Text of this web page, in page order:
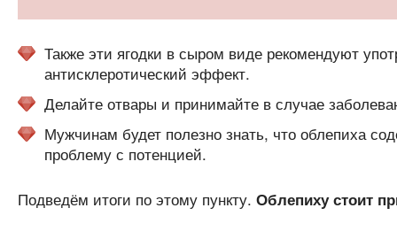
Также эти ягодки в сыром виде рекомендуют
антисклеротический эффект.
Делайте отвары и принимайте в случае
Мужчинам будет полезно знать, что облепиха
проблему с потенцией.
Подведём итоги по этому пункту. Облепиху стоит